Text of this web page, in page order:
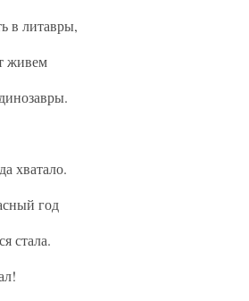
в литавры,
живем
хватало.
год
стала.